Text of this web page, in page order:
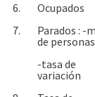
6. Ocupados
7.
Parados : -
de personas
-tasa de
variación